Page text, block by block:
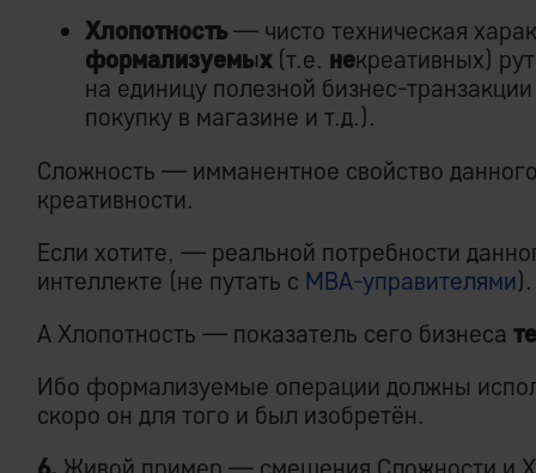
Хлопотность — чисто техническая
формализуемых(т.е. некреативных)
на единицу полезной бизнес-
покупку в магазине и т.д.).
Сложность — имманентное свойство
креативности.
Если хотите, — реальной потребности
интеллекте (не путать с MBA-управителями).
А Хлопотность — показатель сего бизнеса
Ибо формализуемые операции должны
скоро он для того и был изобретён.